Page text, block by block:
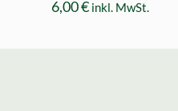
6,00€ inkl. MwSt.